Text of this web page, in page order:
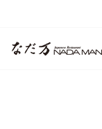
content